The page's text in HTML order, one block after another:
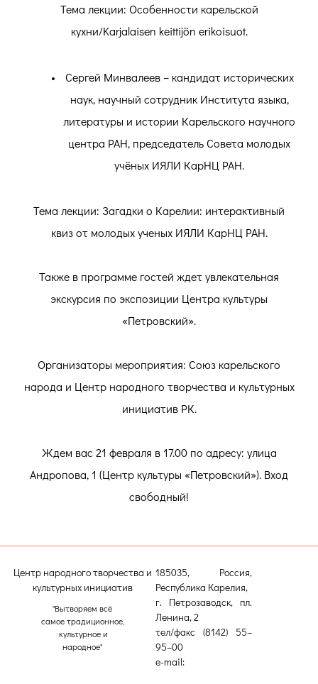
Тема лекции: Особенности карельской
кухни/Karjalaisen keittijön erikoisuot.
Сергей Минвалеев – кандидат исторических
наук, научный сотрудник Института языка,
литературы и истории Карельского научного
центра РАН, председатель Совета молодых
учёных ИЯЛИ КарНЦ РАН.
Тема лекции: Загадки о Карелии: интерактивный
квиз от молодых ученых ИЯЛИ КарНЦ РАН.
Также в программе гостей ждет увлекательная
экскурсия по экспозиции Центра культуры
«Петровский».
Организаторы мероприятия: Союз карельского
народа и Центр народного творчества и культурных
инициатив РК.
Ждем вас 21 февраля в 17.00 по адресу: улица
Андропова, 1 (Центр культуры «Петровский»). Вход
свободный!
Центр народного творчества и
культурных инициатив
"Вытворяем всё
самое традиционное,
культурное и
народное"
185035, Россия,
Республика Карелия,
г. Петрозаводск, пл.
Ленина, 2
тел/факс (8142) 55–
95–00
e-mail: